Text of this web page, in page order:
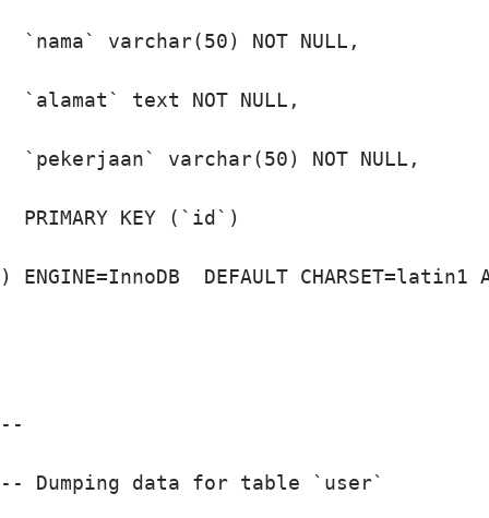
`nama` varchar(50) NOT NULL,
`alamat` text NOT NULL,
`pekerjaan` varchar(50) NOT NULL,
PRIMARY KEY (`id`)
) ENGINE=InnoDB  DEFAULT CHARSET=latin1
--
-- Dumping data for table `user`